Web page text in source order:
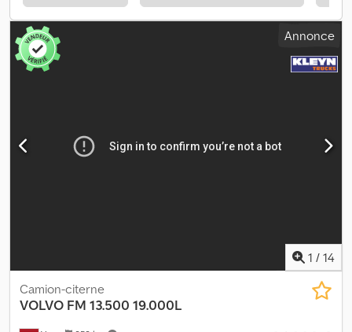
Annonce
1 / 14
Camion-citerne
VOLVO FM 13.500 19.000L